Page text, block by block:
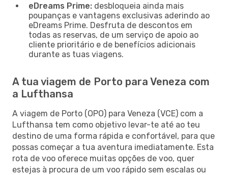
eDreams Prime: desbloqueia ainda mais
poupanças e vantagens exclusivas aderindo ao
eDreams Prime. Desfruta de descontos em
todas as reservas, de um serviço de apoio ao
cliente prioritário e de benefícios adicionais
durante as tuas viagens.
A tua viagem de Porto para Veneza com
a Lufthansa
A viagem de Porto (OPO) para Veneza (VCE) com a
Lufthansa tem como objetivo levar-te até ao teu
destino de uma forma rápida e confortável, para que
possas começar a tua aventura imediatamente. Esta
rota de voo oferece muitas opções de voo, quer
estejas à procura de um voo rápido sem escalas ou